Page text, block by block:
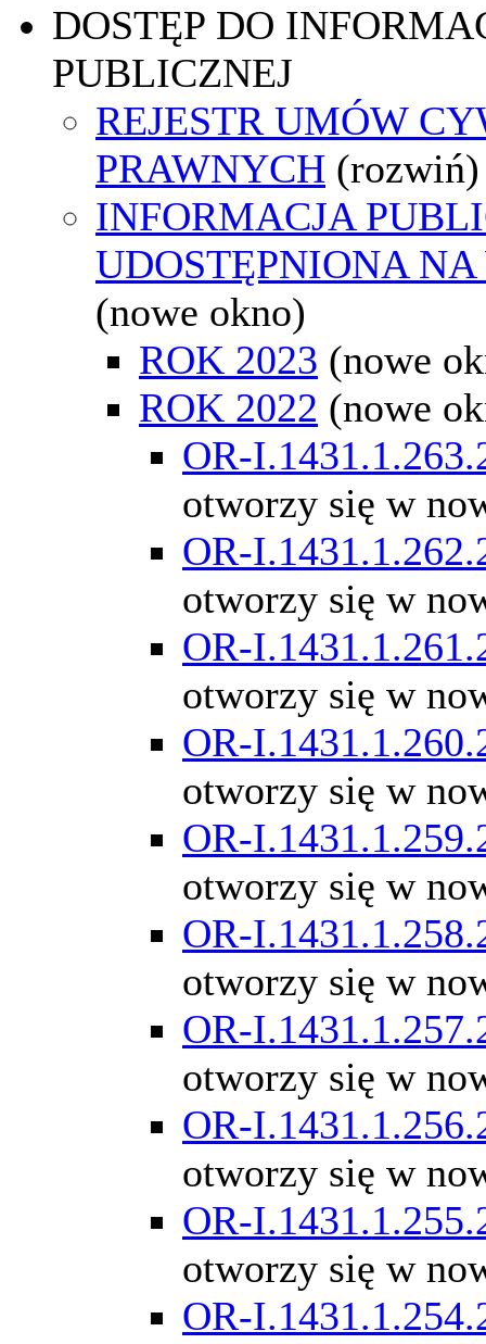
DOSTĘP DO
PUBLICZNEJ
REJESTR UMÓW
PRAWNYCH (rozwiń)
INFORMACJA
UDOSTĘPNIONA
(nowe okno)
ROK 2023 (nowe
ROK 2022 (nowe
OR-
otworzy się w
OR-
otworzy się w
OR-
otworzy się w
OR-
otworzy się w
OR-
otworzy się w
OR-
otworzy się w
OR-
otworzy się w
OR-
otworzy się w
OR-
otworzy się w
OR-